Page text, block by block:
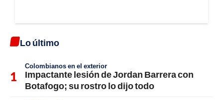
Lo último
Colombianos en el exterior
Impactante lesión de Jordan Barrera con
Botafogo; su rostro lo dijo todo